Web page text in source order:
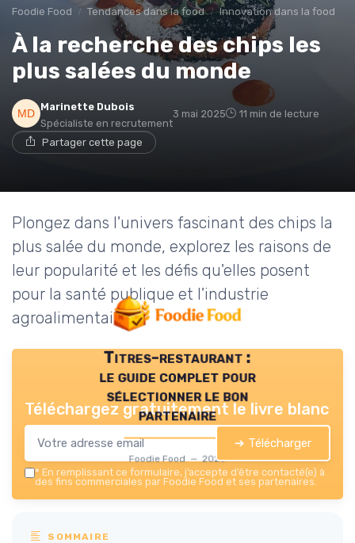
Foodie Food Tendances dans la food Innovation dans la food
À la recherche des chips les
plus salées du monde
Marinette Dubois
Spécialiste en recrutement
3 mai 2025 11 min de lecture
Partager cette page
Plongez dans l'univers fascinant des chips la
plus salée du monde, explorez les raisons de
leur popularité et les défis qu'elles posent
pour la santé publique et l'industrie
agroalimentaire.
Titres-restaurant :
le guide complet pour
sélectionner le bon
partenaire
Foodie Food — 2026
Téléchargez gratuitement le livre blanc
➔ Télécharger
* En remplissant ce formulaire, j’accepte d’être contacté(e) à
des fins commerciales par Foodie Food et ses partenaires.
SOMMAIRE